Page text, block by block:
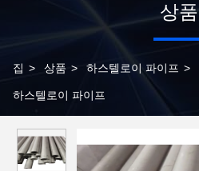
상품
집 > 상품 > 하스텔로이 파이프 >
하스텔로이 파이프